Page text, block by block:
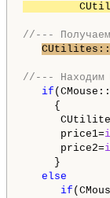
//--- Получаем
//--- Находим
if
{
price1=
price2=
}
else
if